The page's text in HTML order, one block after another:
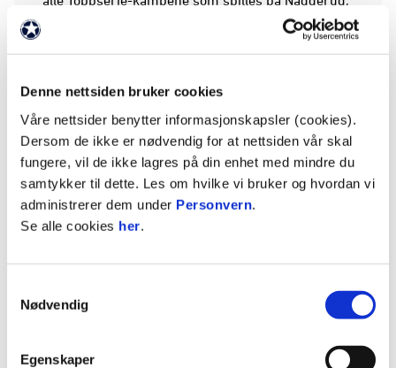
Denne nettsiden bruker cookies
Våre nettsider benytter informasjonskapsler (cookies).
Dersom de ikke er nødvendig for at nettsiden vår skal
fungere, vil de ikke lagres på din enhet med mindre du
samtykker til dette. Les om hvilke vi bruker og hvordan vi
administrerer dem under Personvern.
Se alle cookies her.
Nødvendig
Egenskaper
. Voksne er
selvføgelig også velkomne, bare å kjøpe billett på
BLI MED PÅ JENTEFOTBALLENS